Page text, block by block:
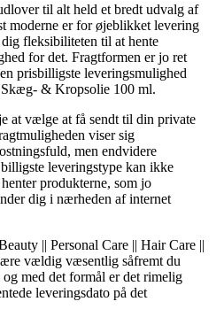
til alt held et bredt udvalg af
moderne er for øjeblikket levering
fleksibiliteten til at hente
for det. Fragtformen er jo ret
prisbilligste leveringsmulighed
& Kropsolie 100 ml.
at vælge at få sendt til din private
viser sig
men endvidere
leveringstype kan ikke
produkterne, som jo
dig i nærheden af internet
|| Personal Care || Hair Care ||
vældig væsentlig såfremt du
med det formål er det rimelig
leveringsdato på det